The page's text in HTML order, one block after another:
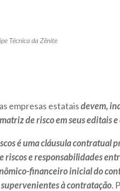
Técnica da Zênite
empresas estataisdevem,
de risco em seus editais
é uma cláusula contratual
e responsabilidades
financeiro inicial do
à contratação.